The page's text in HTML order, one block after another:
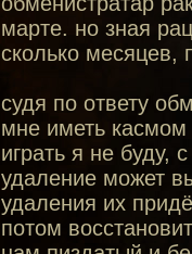
марте. но зная
сколько месяцев,
судя по ответу
мне иметь касмом
играть я не буду,
удаление может
удаления их
потом